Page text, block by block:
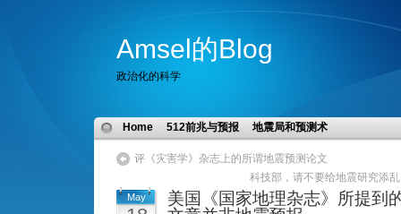
Amsel的Blog
政治化的科学
Home 512前兆与预报 地震局和预测术
评《灾害学》杂志上的所谓地震预测论文
科技部，请不要给地震研究添
May
美国《国家地理杂志》所提到